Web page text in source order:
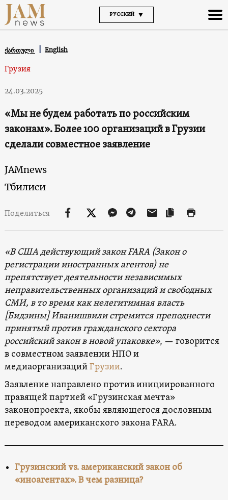
РУССКИЙ
ქართული English
Грузия
24.03.2025
«Мы не будем работать по российским
законам». Более 100 организаций в Грузии
сделали совместное заявление
JAMnews
Тбилиси
Поделиться
«В США действующий закон FARA (Закон о
регистрации иностранных агентов) не
препятствует деятельности независимых
неправительственных организаций и свободных
СМИ, в то время как нелегитимная власть
[Бидзины] Иванишвили стремится преподнести
принятый против гражданского сектора
российский закон в новой упаковке», — говорится
в совместном заявлении НПО и
медиаорганизацийГрузии.
Заявление направлено против инициированного
правящей партией «Грузинская мечта»
законопроекта, якобы являющегося дословным
переводом американского закона FARA.
Грузинский vs. американский закон об
«иноагентах». В чем разница?